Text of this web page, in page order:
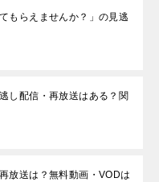
もらえませんか？」の見逃
し配信・再放送はある？関
放送は？無料動画・VODは